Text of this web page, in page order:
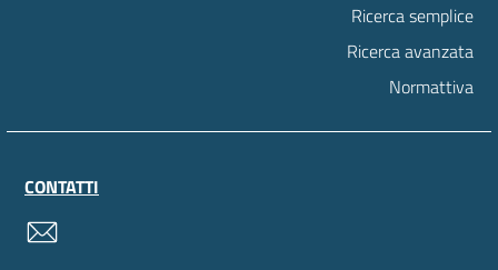
Ricerca semplice
Ricerca avanzata
Normattiva
CONTATTI